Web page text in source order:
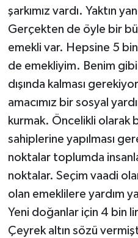
şarkımız vardı. Yaktın
Gerçekten de öyle bir
emekli var. Hepsine 5
de emekliyim. Benim
dışında kalması
amacımız bir sosyal
kurmak. Öncelikli olarak
sahiplerine yapılması
noktalar toplumda
noktalar. Seçim vaadi
olan emeklilere yardım
Yeni doğanlar için 4 bin
Çeyrek altın sözü